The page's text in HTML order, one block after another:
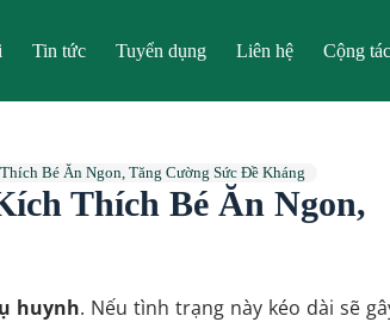
Tin tức Tuyển dụng Liên hệ Cộng
Bé Ăn Ngon, Tăng Cường Sức Đề Kháng
Thích Bé Ăn Ngon,
huynh. Nếu tình trạng này kéo dài sẽ